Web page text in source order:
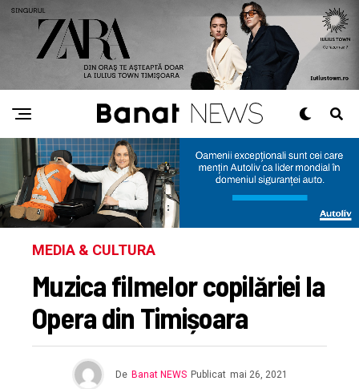
MEDIA & CULTURA
Muzica filmelor copilăriei la
Opera din Timișoara
De Banat NEWS Publicat mai 26, 2021